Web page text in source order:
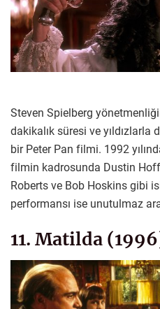
Steven Spielberg
dakikalık süresi ve
bir Peter Pan filmi. 1992
filmin kadrosunda Dustin
Roberts ve Bob Hoskins gibi
performansı ise unutulmaz
11. Matilda